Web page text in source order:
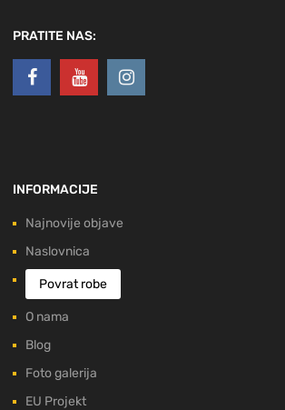
PRATITE NAS:
INFORMACIJE
Najnovije objave
Naslovnica
Povrat robe
O nama
Blog
Foto galerija
EU Projekt